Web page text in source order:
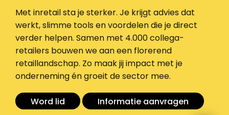
Met inretail sta je sterker. Je krijgt advies dat
werkt, slimme tools en voordelen die je direct
verder helpen. Samen met 4.000 collega-
retailers bouwen we aan een florerend
retaillandschap. Zo maak jij impact met je
onderneming én groeit de sector mee.
Word lid Informatie aanvragen